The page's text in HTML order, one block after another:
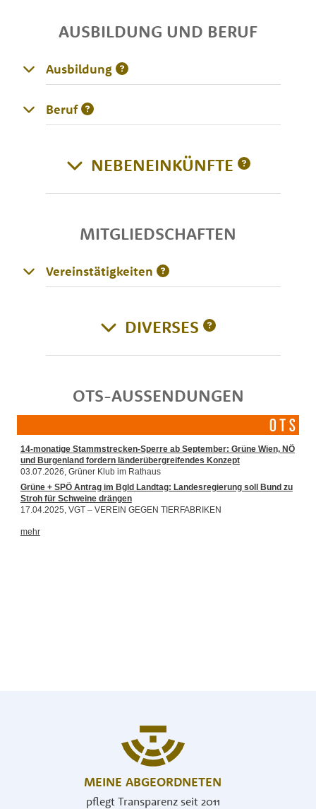
AUSBILDUNG UND BERUF
Ausbildung
Beruf
NEBENEINKÜNFTE
MITGLIEDSCHAFTEN
Vereinstätigkeiten
DIVERSES
MEINE ABGEORDNETEN
pflegt Transparenz seit 2011
OTS-AUSSENDUNGEN